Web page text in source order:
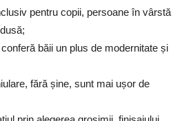
pentru copii, persoane în vârstă
băii un plus de modernitate și
fără șine, sunt mai ușor de